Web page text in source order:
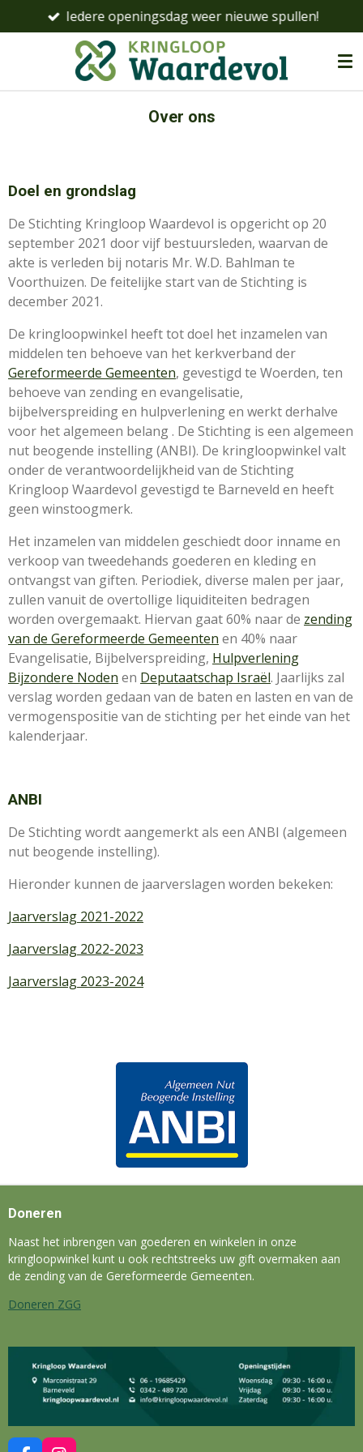
direct
Iedere openingsdag weer nieuwe spullen!
Over ons
Doel en grondslag
De Stichting Kringloop Waardevol is opgericht op 20
september 2021 door vijf bestuursleden, waarvan de
akte is verleden bij notaris Mr. W.D. Bahlman te
Voorthuizen. De feitelijke start van de Stichting is
december 2021.
De kringloopwinkel heeft tot doel het inzamelen van
middelen ten behoeve van het kerkverband der
Gereformeerde Gemeenten, gevestigd te Woerden, ten
behoeve van zending en evangelisatie,
bijbelverspreiding en hulpverlening en werkt derhalve
voor het algemeen belang . De Stichting is een algemeen
nut beogende instelling (ANBI). De kringloopwinkel valt
onder de verantwoordelijkheid van de Stichting
Kringloop Waardevol gevestigd te Barneveld en heeft
geen winstoogmerk.
Het inzamelen van middelen geschiedt door inname en
verkoop van tweedehands goederen en kleding en
ontvangst van giften. Periodiek, diverse malen per jaar,
zullen vanuit de overtollige liquiditeiten bedragen
worden overgemaakt. Hiervan gaat 60% naar de zending
van de Gereformeerde Gemeenten en 40% naar
Evangelisatie, Bijbelverspreiding, Hulpverlening
Bijzondere Noden en Deputaatschap Israël. Jaarlijks zal
verslag worden gedaan van de baten en lasten en van de
vermogenspositie van de stichting per het einde van het
kalenderjaar.
ANBI
De Stichting wordt aangemerkt als een ANBI (algemeen
nut beogende instelling).
Hieronder kunnen de jaarverslagen worden bekeken:
Jaarverslag 2021-2022
Jaarverslag 2022-2023
Jaarverslag 2023-2024
Doneren
Naast het inbrengen van goederen en winkelen in onze
kringloopwinkel kunt u ook rechtstreeks uw gift overmaken aan
de zending van de Gereformeerde Gemeenten.
Doneren ZGG